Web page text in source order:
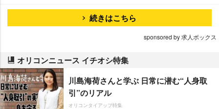
続きはこちら
sponsored by 求人ボックス
オリコンニュース イチオシ特集
川島海荷さんと学ぶ 日常に潜む“人身取
引”のリアル
オリコンタイアップ特集